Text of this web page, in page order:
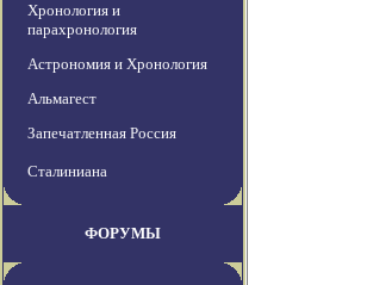
Хронология и
парахронология
Астрономия и Хронология
Альмагест
Запечатленная Россия
Сталиниана
ФОРУМЫ